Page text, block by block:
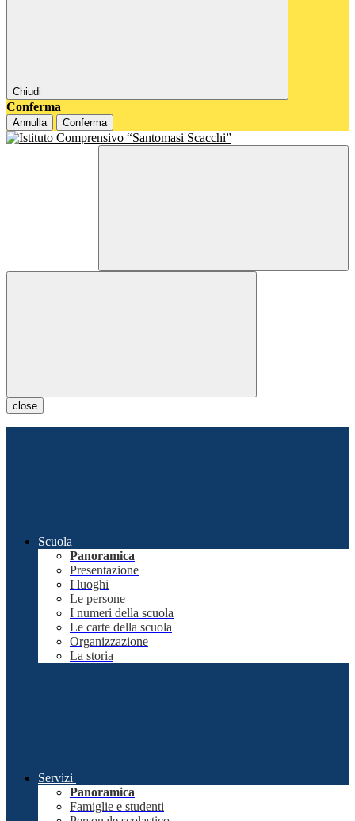
Chiudi
Conferma
Annulla Conferma
close
Scuola
Panoramica
Presentazione
I luoghi
Le persone
I numeri della scuola
Le carte della scuola
Organizzazione
La storia
Servizi
Panoramica
Famiglie e studenti